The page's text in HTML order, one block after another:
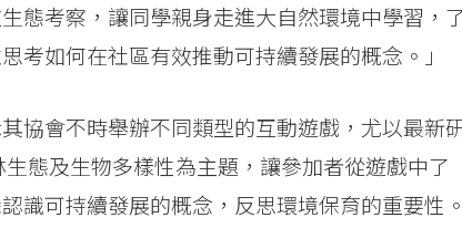
態考察，讓同學親身走進大自然環境中學習，
考如何在社區有效推動可持續發展的概念。」
協會不時舉辦不同類型的互動遊戲，尤以最新
態及生物多樣性為主題，讓參加者從遊戲中了
識可持續發展的概念，反思環境保育的重要性。